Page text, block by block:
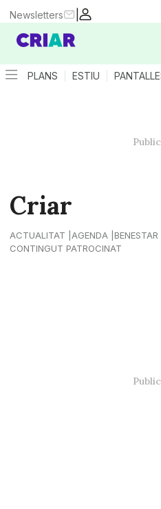
|
Newsletters
PLANS ESTIU
Criar
ACTUALITAT AGENDA BENESTAR
CONTINGUT PATROCINAT